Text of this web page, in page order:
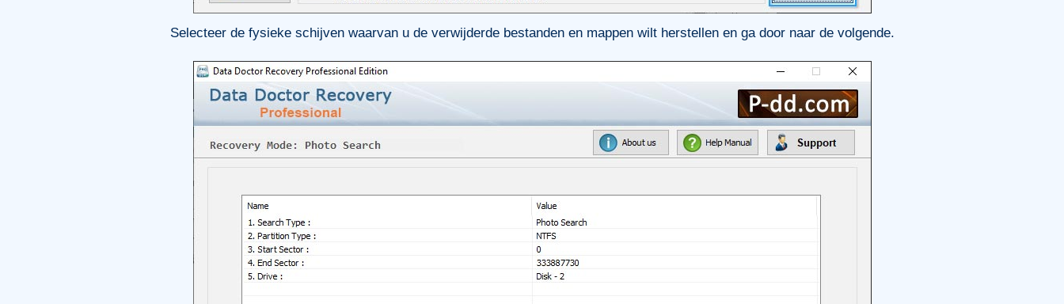
Selecteer de fysieke schijven waarvan u de verwijderde bestanden en mappen wilt herstellen en ga door naar de volgende.